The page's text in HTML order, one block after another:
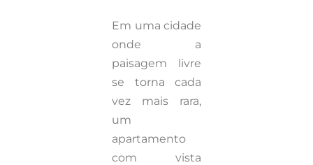
Em uma cidade
onde a
paisagem livre
se torna cada
vez mais rara,
um
apartamento
com vista